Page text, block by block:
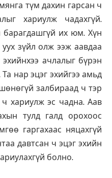
түм дахин гарсан ч
хариулж чадахгүй.
барагдашгүй их юм. Хүн
зүйл олж ээж аавдаа
ачлалыг бүрэн
нар эцэг эхийгээ амьд
залбираад ч тэр
хариулж эс чадна. Аав
тулд галд орохоос
гаргахаас няцахгүй
давтсан ч эцэг эхийн
болно.